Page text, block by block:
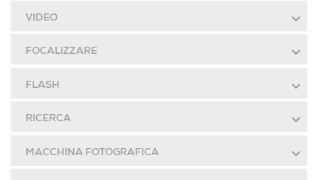
VIDEO
FOCALIZZARE
FLASH
RICERCA
MACCHINA FOTOGRAFICA